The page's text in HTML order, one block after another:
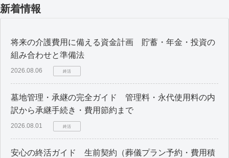
新着情報
将来の介護費用に備える資金計画 貯蓄・年金・投資の
組み合わせと準備法
2026.08.06 終活
墓地管理・承継の完全ガイド 管理料・永代使用料の内
訳から承継手続き・費用節約まで
2026.08.01 終活
安心の終活ガイド 生前契約（葬儀プラン予約・費用積